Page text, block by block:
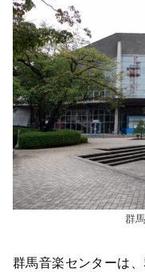
群
群馬音楽センターは